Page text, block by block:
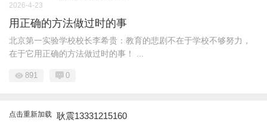
2026-4-23
用正确的方法做过时的事
北京第一实验学校校长李希贵：教育的悲剧不在于学校不够努力，
在于它用正确的方法做过时的事！ ...
891 0
点击重新加载 耿震13331215160